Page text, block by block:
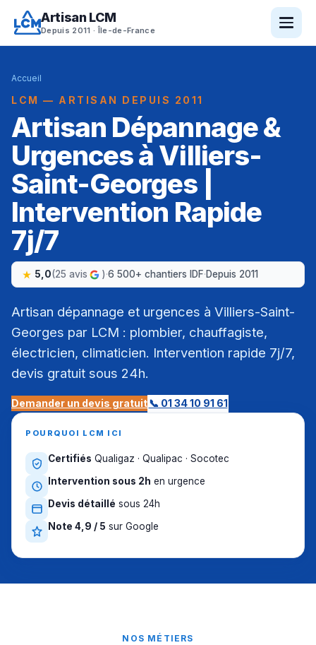
Artisan LCM
Depuis 2011 · Île-de-France
Accueil
LCM — ARTISAN DEPUIS 2011
Artisan Dépannage &
Urgences à Villiers-
Saint-Georges |
Intervention Rapide
7j/7
5,0(25 avis )·6 500+ chantiers IDF·Depuis 2011
Artisan dépannage et urgences à Villiers-Saint-
Georges par LCM : plombier, chauffagiste,
électricien, climaticien. Intervention rapide 7j/7,
devis gratuit sous 24h.
Demander un devis gratuit📞 01 34 10 91 61
POURQUOI LCM ICI
Certifiés Qualigaz · Qualipac · Socotec
Intervention sous 2h en urgence
Devis détaillé sous 24h
Note 4,9 / 5 sur Google
NOS MÉTIERS